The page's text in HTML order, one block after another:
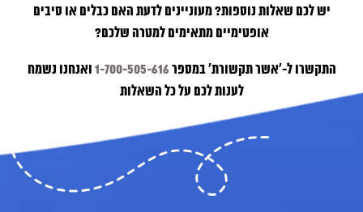
יש לכם שאלות נוספות? מעוניינים לדעת האם כבלים או סיבים
אופטימיים מתאימים למטרה שלכם?
התקשרו ל-‘אשר תקשורת’ במספר1-700-505-616ואנחנו נשמח
לענות לכם על כל השאלות